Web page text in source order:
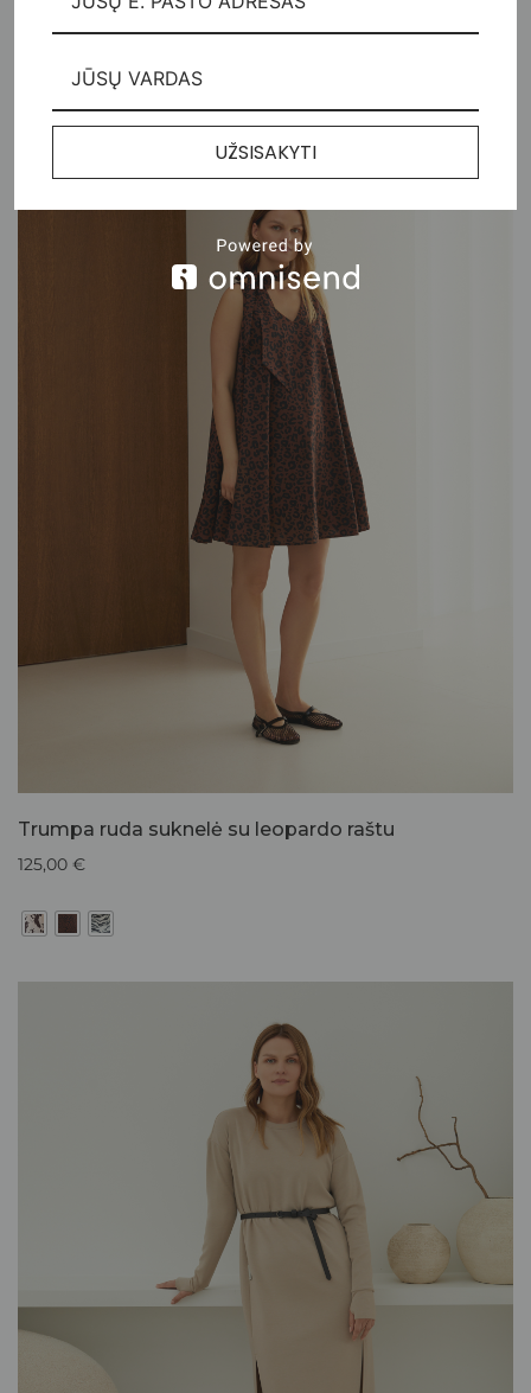
145,00€
Trumpa ruda suknelė su leopardo raštu
125,00 €
UŽSISAKYTI